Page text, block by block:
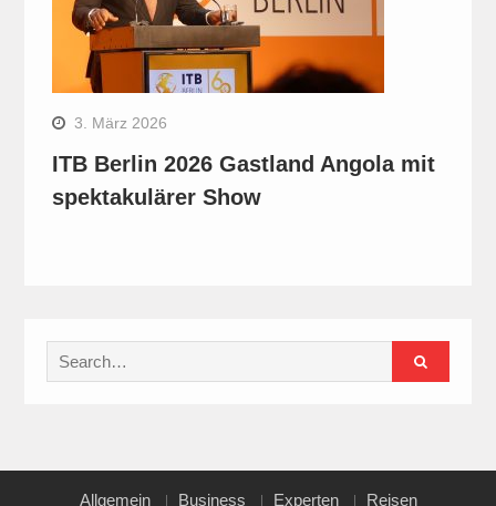
3. März 2026
ITB Berlin 2026 Gastland Angola mit
spektakulärer Show
Search
for:
Allgemein Business Experten Reisen